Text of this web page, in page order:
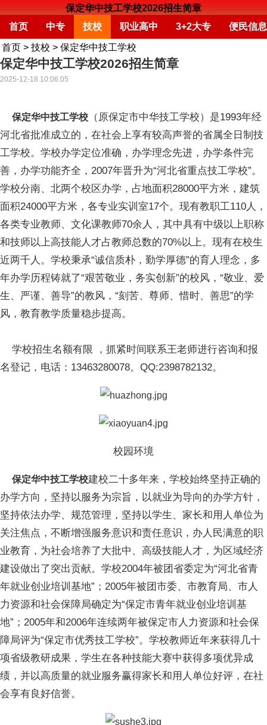
保定华中技工学校2026招生简章
首页
中专 技校 职业高中 3+2大专 便民信息
首页 > 技校 > 保定华中技工学校
保定华中技工学校2026招生简章
2025-12-18 10:06:05
保定华中技工学校 （原保定市中华技工学校）是1993年经
河北省批准成立的，在社会上享有较高声誉的省属全日制技
工学校。学校办学定位准确，办学理念先进，办学条件完
善，办学功能齐全，2007年晋升为“河北省重点技工学校”。
学校分南、北两个校区办学，占地面积28000平方米，建筑
面积24000平方米，各专业实训室17个。现有教职工110人，
各类专业教师、文化课教师70余人，其中具有中级以上职称
和技师以上高技能人才占教师总数的70%以上。现有在校生
近两千人。学校秉承“诚信质朴，勤学厚德”的育人理念，多
年办学历程铸就了“艰苦敬业，务实创新”的校风，“敬业、爱
生、严谨、善导”的教风，“刻苦、尊师、惜时、善思”的学
风，教育教学质量稳步提高。
学校招生名额有限 ，抓紧时间联系王老师进行咨询和报
名登记，电话：13463280078。QQ:2398782132。
校园环境
保定华中技工学校建校二十多年来，学校始终坚持正确的
办学方向，坚持以服务为宗旨，以就业为导向的办学方针，
坚持依法办学、规范管理，坚持以学生、家长和用人单位为
关注焦点，不断增强服务意识和责任意识，办人民满意的职
业教育，为社会培养了大批中、高级技能人才，为区域经济
建设做出了突出贡献。学校2004年被团省委定为“河北省青
年就业创业培训基地”；2005年被团市委、市教育局、市人
力资源和社会保障局确定为“保定市青年就业创业培训基
地”；2005年和2006年连续两年被保定市人力资源和社会保
障局评为“保定市优秀技工学校”。学校教师近年来获得几十
项省级教研成果，学生在各种技能大赛中获得多项优异成
绩，并以高质量的就业服务赢得家长和用人单位好评，在社
会享有良好信誉。